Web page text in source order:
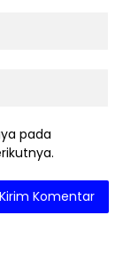
pada